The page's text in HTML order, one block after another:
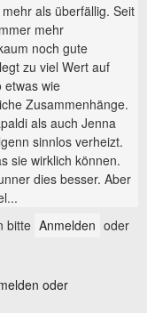
als überfällig. Seit
mehr
noch gute
zu viel Wert auf
etwas wie
Zusammenhänge.
als auch Jenna
sinnlos verheizt.
sie wirklich können.
dies besser. Aber
bitte Anmelden oder
oder